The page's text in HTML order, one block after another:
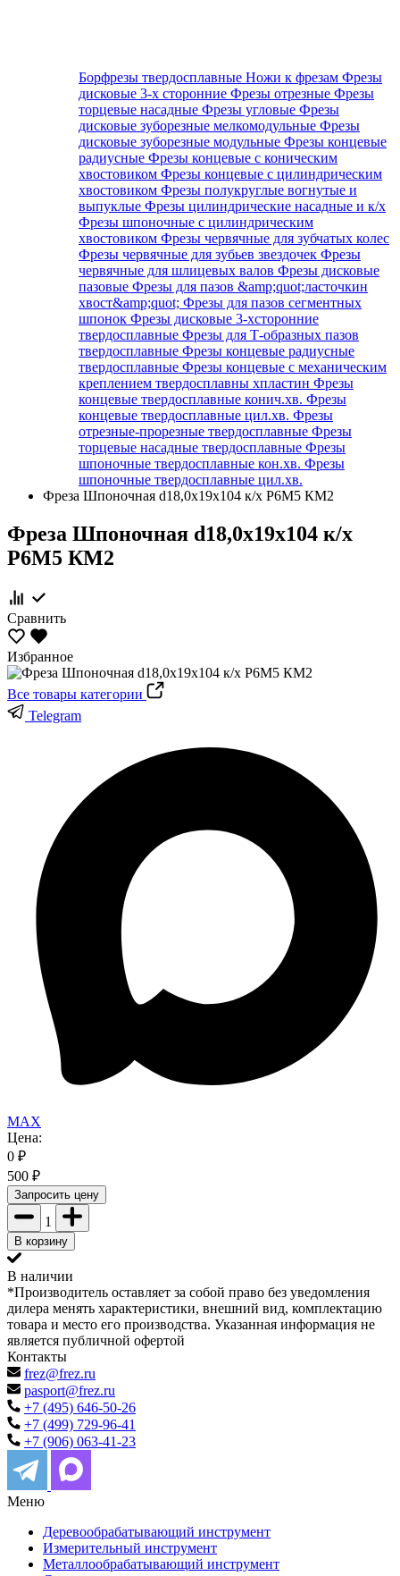
Борфрезы твердосплавные Ножи к фрезам Фрезы
дисковые 3-х сторонние Фрезы отрезные Фрезы
торцевые насадные Фрезы угловые Фрезы
дисковые зуборезные мелкомодульные Фрезы
дисковые зуборезные модульные Фрезы концевые
радиусные Фрезы концевые с коническим
хвостовиком Фрезы концевые с цилиндрическим
хвостовиком Фрезы полукруглые вогнутые и
выпуклые Фрезы цилиндрические насадные и к/х
Фрезы шпоночные с цилиндрическим
хвостовиком Фрезы червячные для зубчатых колес
Фрезы червячные для зубьев звездочек Фрезы
червячные для шлицевых валов Фрезы дисковые
пазовые Фрезы для пазов &amp;quot;ласточкин
хвост&amp;quot; Фрезы для пазов сегментных
шпонок Фрезы дисковые 3-хсторонние
твердосплавные Фрезы для Т-образных пазов
твердосплавные Фрезы концевые радиусные
твердосплавные Фрезы концевые с механическим
креплением твердосплавны хпластин Фрезы
концевые твердосплавные конич.хв. Фрезы
концевые твердосплавные цил.хв. Фрезы
отрезные-прорезные твердосплавные Фрезы
торцевые насадные твердосплавные Фрезы
шпоночные твердосплавные кон.хв. Фрезы
шпоночные твердосплавные цил.хв.
Фреза Шпоночная d18,0х19х104 к/х Р6М5 КМ2
Фреза Шпоночная d18,0х19х104 к/х
Р6М5 КМ2
Сравнить
Избранное
Все товары категории
Telegram
MAX
Цена:
0 ₽
500 ₽
Запросить цену
1
В корзину
В наличии
*Производитель оставляет за собой право без уведомления
дилера менять характеристики, внешний вид, комплектацию
товара и место его производства. Указанная информация не
является публичной офертой
Контакты
frez@frez.ru
pasport@frez.ru
+7 (495) 646-50-26
+7 (499) 729-96-41
+7 (906) 063-41-23
Меню
Деревообрабатывающий инструмент
Измерительный инструмент
Металлообрабатывающий инструмент